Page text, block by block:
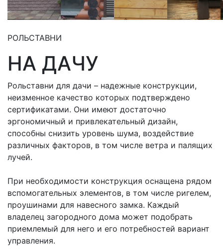
РОЛЬСТАВНИ
НА ДАЧУ
Рольставни для дачи – надежные конструкции,
неизменное качество которых подтверждено
сертификатами. Они имеют достаточно
эргономичный и привлекательный дизайн,
способны снизить уровень шума, воздействие
различных факторов, в том числе ветра и палящих
лучей.
При необходимости конструкция оснащена рядом
вспомогательных элементов, в том числе ригелем,
проушинами для навесного замка. Каждый
владелец загородного дома может подобрать
приемлемый для него и его потребностей вариант
управления.